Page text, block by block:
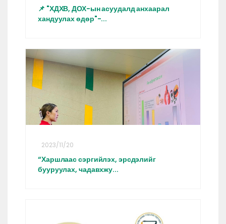
📌 "ХДХВ, ДОХ-ын асуудалд анхаарал
хандуулах өдөр"-...
2023/11/20
“Харшлаас сэргийлэх, эрсдэлийг
бууруулах, чадавхжу...